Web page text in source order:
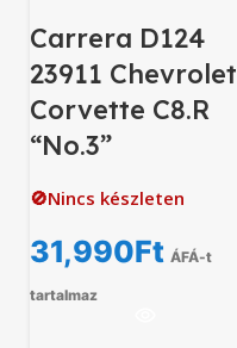
Carrera D124
23911 Chevrolet
Corvette C8.R
“No.3”
🚫Nincs készleten
31,990Ft ÁFÁ-t
tartalmaz